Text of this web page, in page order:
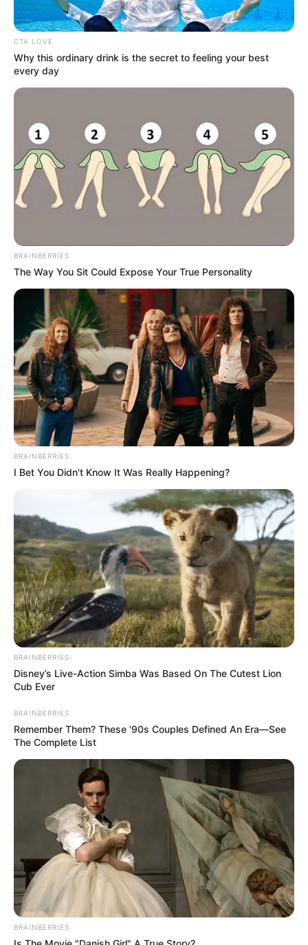
CTA LOVE
Why this ordinary drink is the secret to feeling your best
every day
BRAINBERRIES
The Way You Sit Could Expose Your True Personality
BRAINBERRIES
I Bet You Didn't Know It Was Really Happening?
BRAINBERRIES
Disney’s Live-Action Simba Was Based On The Cutest Lion
Cub Ever
BRAINBERRIES
Remember Them? These '90s Couples Defined An Era—See
The Complete List
BRAINBERRIES